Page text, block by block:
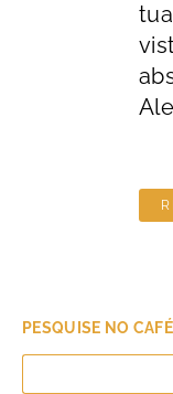
PESQUISE NO
Pesquisar